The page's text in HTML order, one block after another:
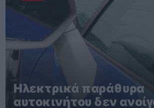
Ηλεκτρικά παράθυρα
αυτοκινήτου δεν